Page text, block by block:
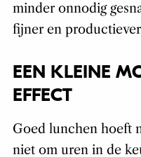
minder onnodig
fijner en
EEN KLEINE
EFFECT
Goed lunchen hoeft
niet om uren in de